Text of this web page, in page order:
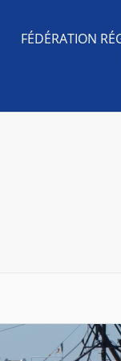
FÉDÉRATION